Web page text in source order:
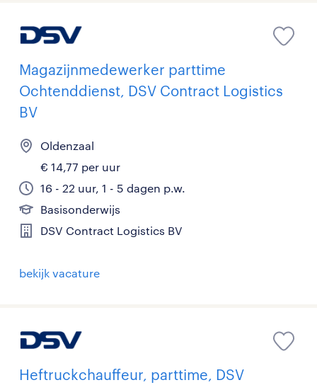
Magazijnmedewerker parttime
Ochtenddienst, DSV Contract Logistics
BV
Oldenzaal
€ 14,77 per uur
16 - 22 uur, 1 - 5 dagen p.w.
Basisonderwijs
DSV Contract Logistics BV
bekijk vacature
Heftruckchauffeur, parttime, DSV